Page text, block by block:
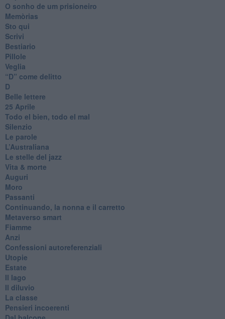
O sonho de um prisioneiro
Memòrias
Sto qui
Scrivi
Bestiario
Pillole
Veglia
​“D” come delitto
D
Belle lettere
25 Aprile
Todo el bien, todo el mal
Silenzio
Le parole
​L’Australiana
Le stelle del jazz
Vita & morte
Auguri
Moro
Passanti
Continuando, la nonna e il carretto
Metaverso smart
Fiamme
Anzi
Confessioni autoreferenziali
Utopie
Estate
Il lago
Il diluvio
La classe
Pensieri incoerenti